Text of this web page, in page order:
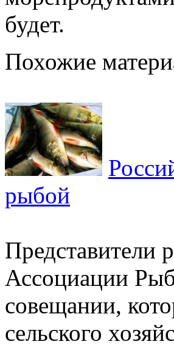
будет.
Похожие
рыбой
Представители
Ассоциации
совещании,
сельского